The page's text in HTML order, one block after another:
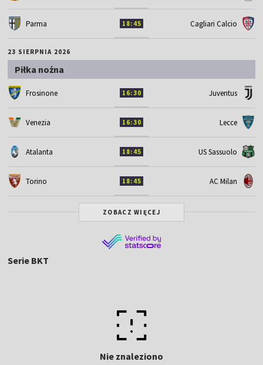
Parma 18:45 Cagliari Calcio
23 SIERPNIA 2026
Piłka nożna
Frosinone 16:30 Juventus
Venezia 16:30 Lecce
Atalanta 18:45 US Sassuolo
Torino 18:45 AC Milan
ZOBACZ WIĘCEJ
Serie BKT
Nie znaleziono